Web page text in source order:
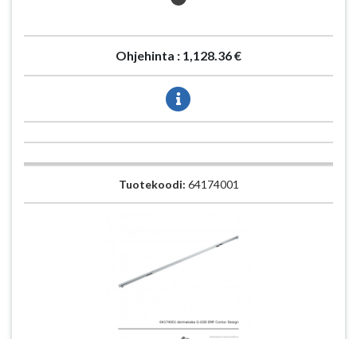
Ohjehinta : 1,128.36 €
Tuotekoodi: 64174001